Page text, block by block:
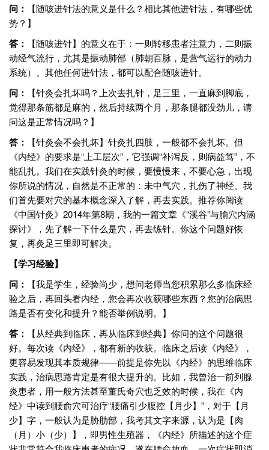
问：
【随咳进针法的意义是什么？相比其他进针法，有哪些优
势？】
答：
【随咳进针】的意义在于：一则转移患者注意力，二则振
动经气流行，尤其是振动肺部（肺朝百脉，是营气运行的动力
系统）。其他任何进针法，都可以配合随咳进针。
问：
【针灸会扎坏吗？上次去扎针，足三里，一直麻到脚底，
觉得那条筋都是麻的，然后持续两个月，那条腿都没劲儿，请
问这是正常情况吗？】
答：
【针灸会不会扎坏】针灸扎四肢，一般都不会扎坏。但
《内经》的要求是“上工层次”，它强调“补泻反，则病益笃”，不
能乱扎。我们在实践针灸的时候，要慢慢来，不要心急，出现
你所说的情况，自然是不正常的：未中气穴，扎伤了神经。我
们首先要对穴的基本概念深入了解，再去实践。推荐你阅读
《中国针灸》2014年第8期，我的一篇文章《“溪谷”与腧穴内涵
探讨》，先了解一下什么是穴，再去练针。你这个问题好恢
复，再灸足三里即可解决。
【学习经验】
问：
【我是学生，经验尚少，想问老师当您积累那么多临床经
验之后，再回头看内经，您会再次收获哪些东西？您的治病思
路是否有变化和提升？能否举例说明。】
答：
【从经典到临床，再从临床到经典】你问的这个问题很
好。每次读《内经》，都有新的收获。临床之后读《内经》，
更容易发现其本质规律——前提是你先以《内经》的思维临床
实践，治病思路肯定是有很大提升的。比如，我曾治一前列腺
炎患者，用一般方法甚至董氏奇穴也乏效的时候，我在《内
经》中读到腰俞穴可治疗“腰痛引少腹控【月少】”，对于【月
少】字，一般认为是胁肋部，我考其文字来源，认为是【肉
（月）小（少）】，即男性生殖器，《内经》所描述的这个症